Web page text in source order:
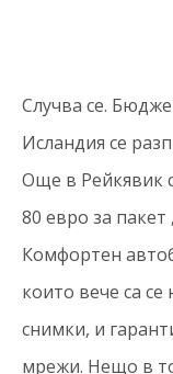
Случва се.
Исландия се
Още в Рейкявик
80 евро за пакет
Комфортен
които вече са
снимки, и
мрежи. Нещо в